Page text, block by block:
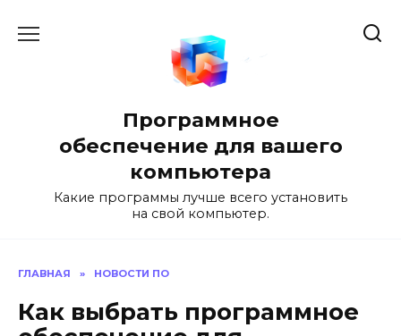
Программное
обеспечение для вашего
компьютера
Какие программы лучше всего установить
на свой компьютер.
ГЛАВНАЯ » НОВОСТИ ПО
Как выбрать программное